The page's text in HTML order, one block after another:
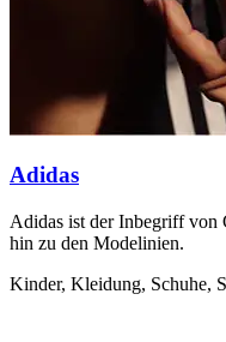
Adidas
Adidas ist der Inbegriff von
hin zu den Modelinien.
Kinder, Kleidung, Schuhe,